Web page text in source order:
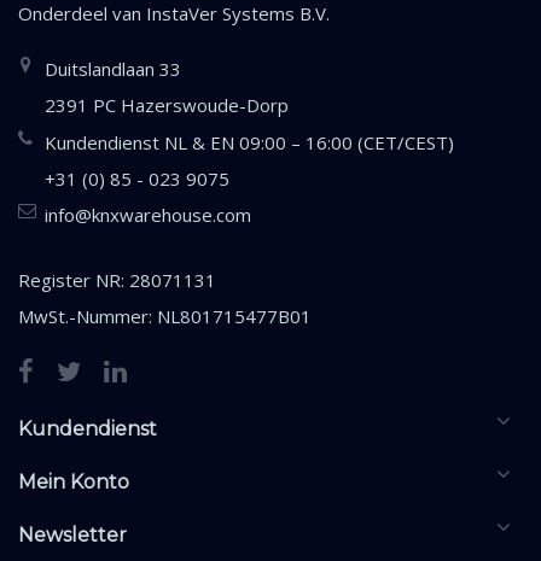
Onderdeel van InstaVer Systems B.V.
Duitslandlaan 33
2391 PC Hazerswoude-Dorp
Kundendienst NL & EN 09:00 – 16:00 (CET/CEST)
+31 (0) 85 - 023 9075
info@knxwarehouse.com
Register NR: 28071131
MwSt.-Nummer: NL801715477B01
Kundendienst
Mein Konto
Newsletter